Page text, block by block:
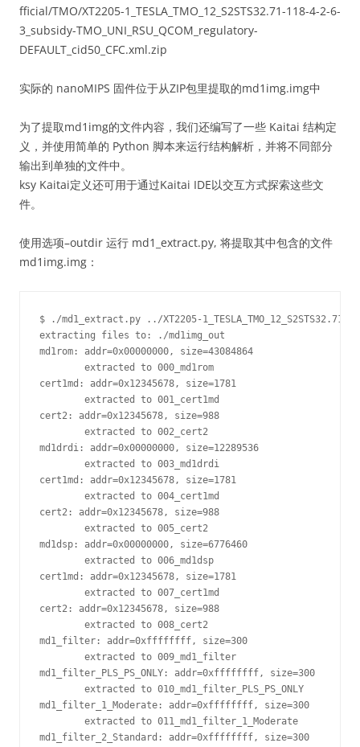
fficial/TMO/XT2205-1_TESLA_TMO_12_S2STS32.71-118-4-2-6-
3_subsidy-TMO_UNI_RSU_QCOM_regulatory-
DEFAULT_cid50_CFC.xml.zip
实际的 nanoMIPS 固件位于从ZIP包里提取的md1img.img中
为了提取md1img的文件内容，我们还编写了一些 Kaitai 结构定
义，并使用简单的 Python 脚本来运行结构解析，并将不同部分
输出到单独的文件中。
ksy Kaitai定义还可用于通过Kaitai IDE以交互方式探索这些文
件。
使用选项–outdir 运行 md1_extract.py, 将提取其中包含的文件
md1img.img：
$ ./md1_extract.py ../XT2205-1_TESLA_TMO_12_S2STS32.71-
extracting files to: ./md1img_out
md1rom: addr=0x00000000, size=43084864
        extracted to 000_md1rom
cert1md: addr=0x12345678, size=1781
        extracted to 001_cert1md
cert2: addr=0x12345678, size=988
        extracted to 002_cert2
md1drdi: addr=0x00000000, size=12289536
        extracted to 003_md1drdi
cert1md: addr=0x12345678, size=1781
        extracted to 004_cert1md
cert2: addr=0x12345678, size=988
        extracted to 005_cert2
md1dsp: addr=0x00000000, size=6776460
        extracted to 006_md1dsp
cert1md: addr=0x12345678, size=1781
        extracted to 007_cert1md
cert2: addr=0x12345678, size=988
        extracted to 008_cert2
md1_filter: addr=0xffffffff, size=300
        extracted to 009_md1_filter
md1_filter_PLS_PS_ONLY: addr=0xffffffff, size=300
        extracted to 010_md1_filter_PLS_PS_ONLY
md1_filter_1_Moderate: addr=0xffffffff, size=300
        extracted to 011_md1_filter_1_Moderate
md1_filter_2_Standard: addr=0xffffffff, size=300